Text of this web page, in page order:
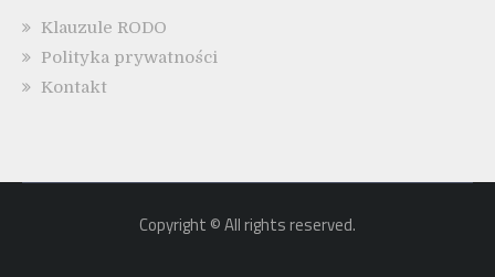
Klauzule RODO
Polityka prywatności
Kontakt
Copyright © All rights reserved.